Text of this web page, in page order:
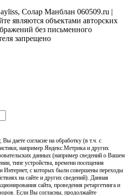
Солар Манблан 060509.ru |
являются объектами авторских
без письменного
запрещено
даете согласие на обработку (в т.ч. с
например Яндекс.Метрика и других
данных (например сведений о Вашем
типе устройства, времени посещения
Интернет, с которых были совершены переходы
на сайте и других сведений). Данная
сайта, проведения ретаргетинга и
Если Вы согласны, продолжайте